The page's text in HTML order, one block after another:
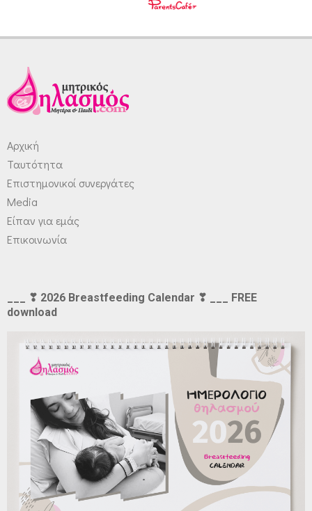
Αρχική
Ταυτότητα
Επιστημονικοί συνεργάτες
Media
Είπαν για εμάς
Επικοινωνία
___ ❣ 2026 Breastfeeding Calendar ❣ ___ FREE
download